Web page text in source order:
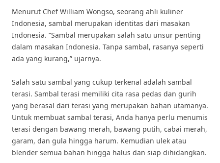
Menurut Chef William Wongso, seorang ahli kuliner
Indonesia, sambal merupakan identitas dari masakan
Indonesia. “Sambal merupakan salah satu unsur penting
dalam masakan Indonesia. Tanpa sambal, rasanya seperti
ada yang kurang,” ujarnya.
Salah satu sambal yang cukup terkenal adalah sambal
terasi. Sambal terasi memiliki cita rasa pedas dan gurih
yang berasal dari terasi yang merupakan bahan utamanya.
Untuk membuat sambal terasi, Anda hanya perlu menumis
terasi dengan bawang merah, bawang putih, cabai merah,
garam, dan gula hingga harum. Kemudian ulek atau
blender semua bahan hingga halus dan siap dihidangkan.